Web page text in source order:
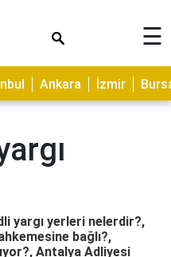
☰
Ankara İzmir
yargı yerleri nelerdir?,
bağlı?,
Antalya Adliyesi